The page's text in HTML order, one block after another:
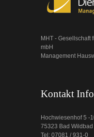
MHT - Gesellschaft
mbH
Management
Kontakt
Hochwiesenhof 5 -
75323 Bad Wildbad
Tel: 07081 / 931-0